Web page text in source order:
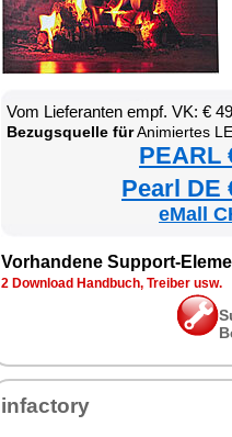
Vom Lieferanten empf. VK: €
Bezugsquelle fürAnimiertes
PEARL
Pearl DE
eMall
Vorhandene Support-
2 Download Handbuch, Treiber usw.
infactory